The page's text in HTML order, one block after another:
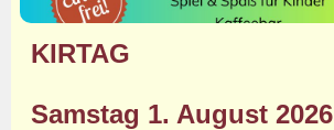
KIRTAG
Samstag 1. August 2026